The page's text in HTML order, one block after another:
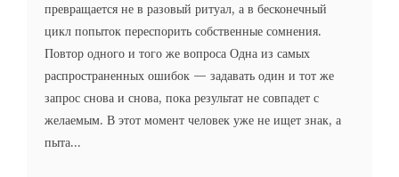
превращается не в разовый ритуал, а в бесконечный
цикл попыток переспорить собственные сомнения.
Повтор одного и того же вопроса Одна из самых
распространенных ошибок — задавать один и тот же
запрос снова и снова, пока результат не совпадет с
желаемым. В этот момент человек уже не ищет знак, а
пыта...